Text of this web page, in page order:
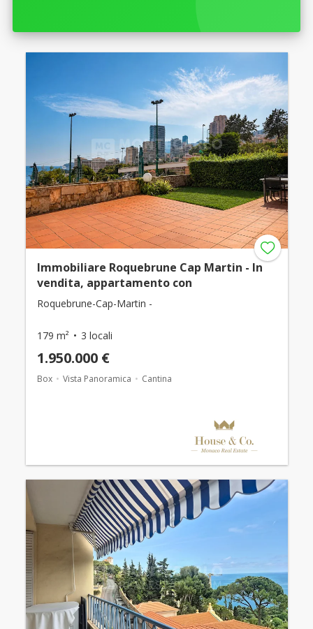
Immobiliare Roquebrune Cap Martin - In
vendita, appartamento con
Roquebrune-Cap-Martin -
179 m² 3 locali
1.950.000 €
Box Vista Panoramica Cantina